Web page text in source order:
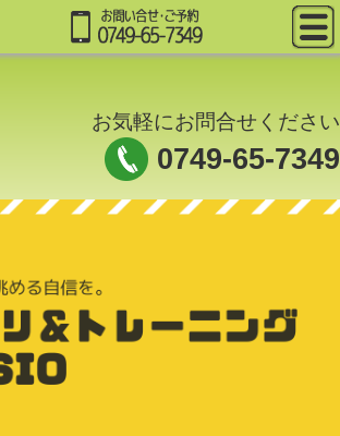
お気軽にお問合せください
0749-65-7349